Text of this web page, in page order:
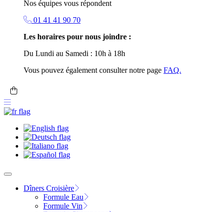
Nos équipes vous répondent
01 41 41 90 70
Les horaires pour nous joindre :
Du Lundi au Samedi : 10h à 18h
Vous pouvez également consulter notre page FAQ.
Dîners Croisière
Formule Eau
Formule Vin